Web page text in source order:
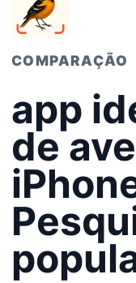
COMPARAÇÃO
app
de